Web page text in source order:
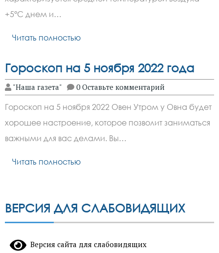
+5°C днем и…
Читать полностью
Гороскоп на 5 ноября 2022 года
"Наша газета" 0 Оставьте комментарий
Гороскоп на 5 ноября 2022 Овен Утром у Овна будет
хорошее настроение, которое позволит заниматься
важными для вас делами. Вы…
Читать полностью
ВЕРСИЯ ДЛЯ СЛАБОВИДЯЩИХ
Версия сайта для слабовидящих